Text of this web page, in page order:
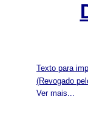
Texto para
Ver mais...
(Revogado